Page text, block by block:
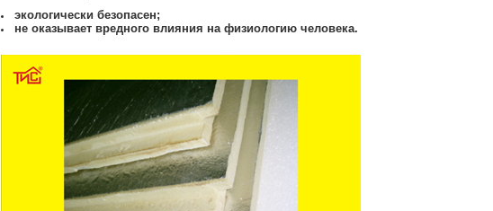
экологически безопасен;
не оказывает вредного влияния на физиологию человека.